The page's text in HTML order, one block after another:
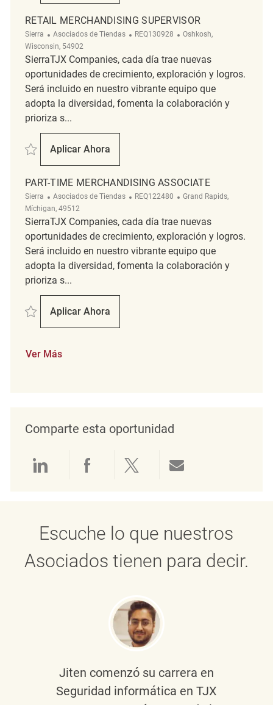
RETAIL MERCHANDISING SUPERVISOR
Sierra Categoría
Asociados de Tiendas ReqId
REQ130928 Ubicación
Oshkosh,
Wisconsin, 54902
SierraTJX Companies, cada día trae nuevas
oportunidades de crecimiento, exploración y logros.
Será incluido en nuestro vibrante equipo que
adopta la diversidad, fomenta la colaboración y
prioriza s...
Salvar Retail Merchandising Supervisor REQ130928
Aplicar Ahora
Retail Merchandising Supervisor
PART-TIME MERCHANDISING ASSOCIATE
Sierra Categoría
Asociados de Tiendas ReqId
REQ122480 Ubicación
Grand Rapids,
Míchigan, 49512
SierraTJX Companies, cada día trae nuevas
oportunidades de crecimiento, exploración y logros.
Será incluido en nuestro vibrante equipo que
adopta la diversidad, fomenta la colaboración y
prioriza s...
Salvar Part-Time Merchandising Associate REQ122480
Aplicar Ahora
Part-Time Merchandising Associate
Ver Más
Comparte esta oportunidad
Compartir a través de LinkedIn
Compartir a través de
Compartir a través
Escuche lo que nuestros
Asociados tienen para decir.
Jiten comenzó su carrera en
Seguridad informática en TJX